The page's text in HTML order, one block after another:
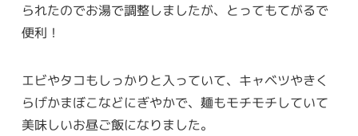
られたのでお湯で調整しましたが、とってもてがるで
便利！
エビやタコもしっかりと入っていて、キャベツやきく
らげかまぼこなどにぎやかで、麺もモチモチしていて
美味しいお昼ご飯になりました。